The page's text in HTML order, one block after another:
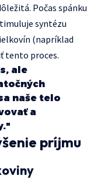
Počas spánku
syntézu
(napríklad
tento proces.
ale
naše telo
a
príjmu